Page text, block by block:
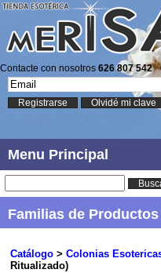
Contacte con nosotros 626 807 542
Registrarse
Olvidé mi clave
Menu Principal
Familias de Productos
Catálogo> Colonias
Ritualizado)